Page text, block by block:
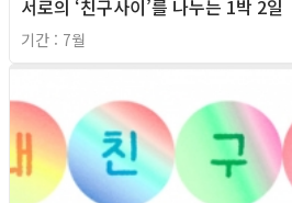
서로의 ‘친구사이’를 나누는 1박 2일
기간 : 7월